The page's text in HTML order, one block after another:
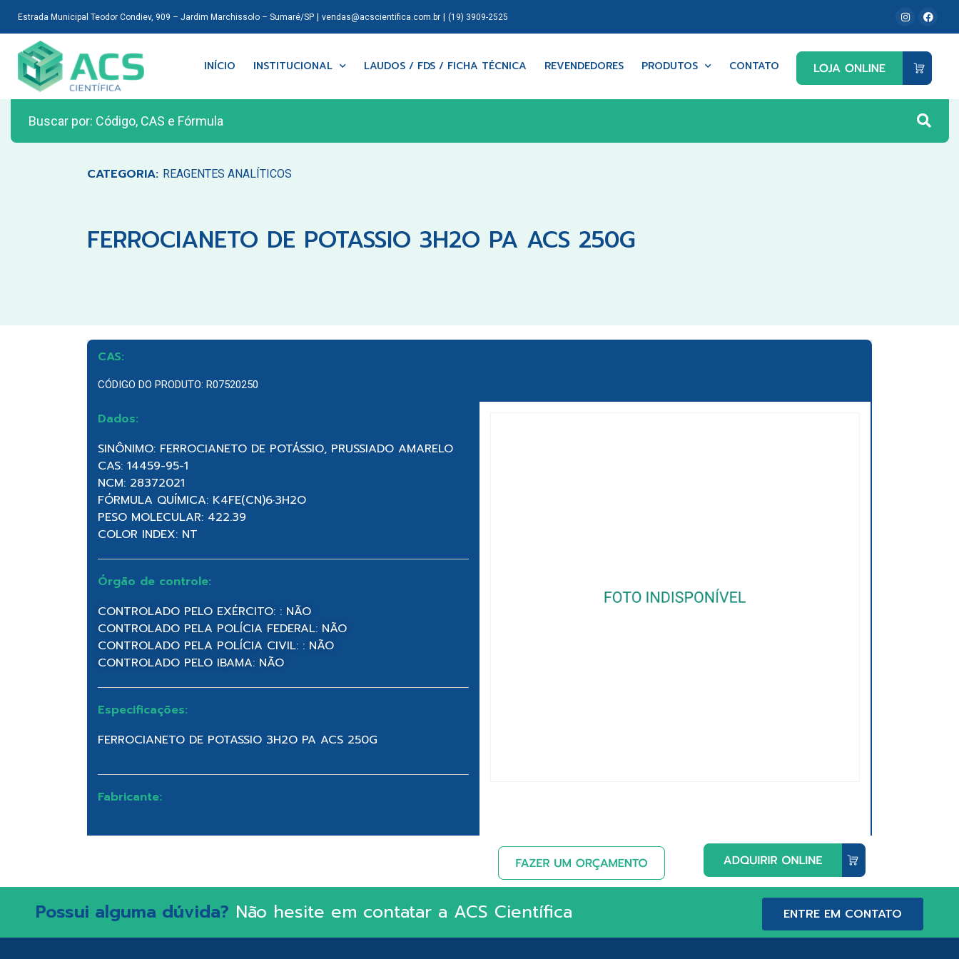
Estrada Municipal Teodor Condiev, 909 – Jardim Marchissolo – Sumaré/SP| vendas@acscientifica.com.br| (19) 3909-2525
INÍCIO INSTITUCIONAL LAUDOS / FDS / FICHA TÉCNICA REVENDEDORES PRODUTOS CONTATO
CATEGORIA: REAGENTES ANALÍTICOS
FERROCIANETO DE POTASSIO 3H2O PA ACS 250G
CAS:
CÓDIGO DO PRODUTO: R07520250
Dados:
SINÔNIMO: FERROCIANETO DE POTÁSSIO, PRUSSIADO AMARELO
CAS: 14459-95-1
NCM: 28372021
FÓRMULA QUÍMICA: K4FE(CN)6·3H2O
PESO MOLECULAR: 422.39
COLOR INDEX: NT
Órgão de controle:
CONTROLADO PELO EXÉRCITO: : NÃO
CONTROLADO PELA POLÍCIA FEDERAL: NÃO
CONTROLADO PELA POLÍCIA CIVIL: : NÃO
CONTROLADO PELO IBAMA: NÃO
Especificações:
FERROCIANETO DE POTASSIO 3H2O PA ACS 250G
Fabricante:
Possui alguma dúvida? Não hesite em contatar a ACS Científica ENTRE EM CONTATO